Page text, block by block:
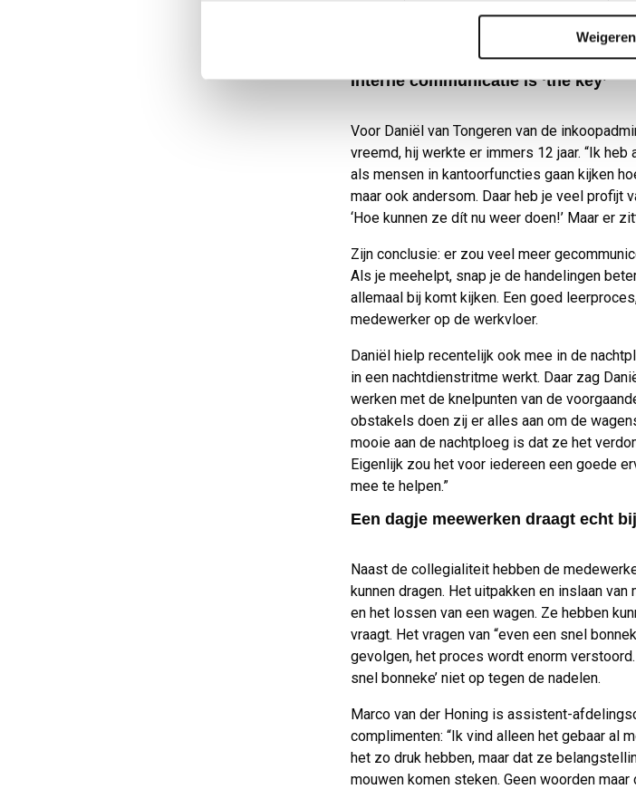
Weigeren
“Ik heb nu van nabij meegemaakt hoe
Interne communicatie is ‘the key’
Voor Daniël van Tongeren van de
vreemd, hij werkte er immers 12 jaar. “Ik
als mensen in kantoorfuncties gaan kijken
maar ook andersom. Daar heb je veel profijt
‘Hoe kunnen ze dít nu weer doen!’ Maar er
Zijn conclusie: er zou veel meer
Als je meehelpt, snap je de handelingen
allemaal bij komt kijken. Een goed
medewerker op de werkvloer.
Daniël hielp recentelijk ook mee in de
in een nachtdienstritme werkt. Daar zag
werken met de knelpunten van de
obstakels doen zij er alles aan om de
mooie aan de nachtploeg is dat ze het
Eigenlijk zou het voor iedereen een goede
mee te helpen.”
Een dagje meewerken draagt echt
Naast de collegialiteit hebben de
kunnen dragen. Het uitpakken en inslaan
en het lossen van een wagen. Ze hebben
vraagt. Het vragen van “even een snel
gevolgen, het proces wordt enorm
snel bonneke’ niet op tegen de nadelen.
Marco van der Honing is assistent-
complimenten: “Ik vind alleen het gebaar al
het zo druk hebben, maar dat ze
mouwen komen steken. Geen woorden